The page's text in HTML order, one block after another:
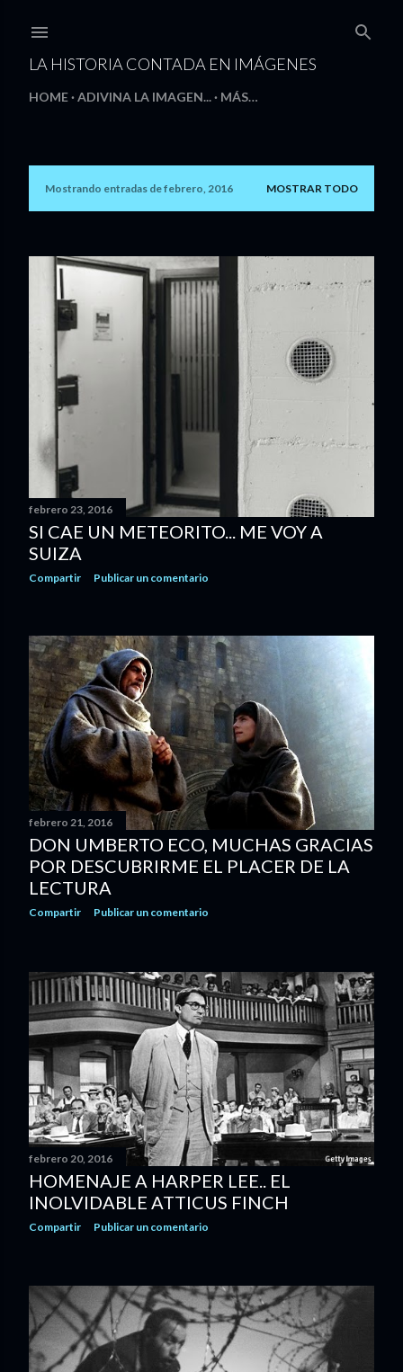
LA HISTORIA CONTADA EN IMÁGENES
HOME ADIVINA LA IMAGEN... MÁS…
E
a
s
Mostrando entradas de febrero, 2016 MOSTRAR TODO
febrero 23, 2016
SI CAE UN METEORITO... ME VOY A
SUIZA
Compartir Publicar un comentario
febrero 21, 2016
DON UMBERTO ECO, MUCHAS GRACIAS
POR DESCUBRIRME EL PLACER DE LA
LECTURA
Compartir Publicar un comentario
febrero 20, 2016
HOMENAJE A HARPER LEE.. EL
INOLVIDABLE ATTICUS FINCH
Compartir Publicar un comentario